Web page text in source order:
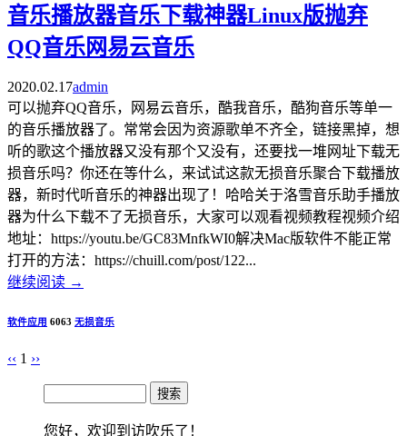
音乐播放器音乐下载神器Linux版抛弃
QQ音乐网易云音乐
2020.02.17admin
可以抛弃QQ音乐，网易云音乐，酷我音乐，酷狗音乐等单一
的音乐播放器了。常常会因为资源歌单不齐全，链接黑掉，想
听的歌这个播放器又没有那个又没有，还要找一堆网址下载无
损音乐吗？你还在等什么，来试试这款无损音乐聚合下载播放
器，新时代听音乐的神器出现了！哈哈关于洛雪音乐助手播放
器为什么下载不了无损音乐，大家可以观看视频教程视频介绍
地址：https://youtu.be/GC83MnfkWI0解决Mac版软件不能正常
打开的方法：https://chuill.com/post/122...
继续阅读 →
软件应用 6063 无损音乐
‹‹ 1 ››
您好，欢迎到访吹乐了！